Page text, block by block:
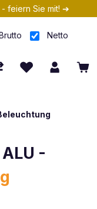
- feiern Sie mit! ➔
Netto
-